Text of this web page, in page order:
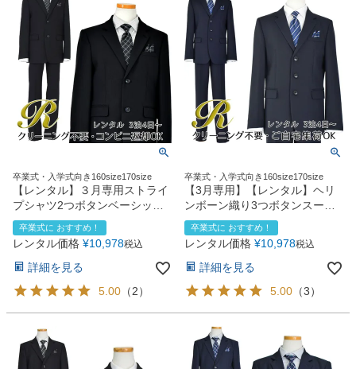
卒業式・入学式向き160size170size
【レンタル】３月専用ストライ
プシャツ2つボタンベーシック
スーツ4点セット(CAT555610)
ブラック
卒業式に おすすめ！
レンタル価格 ¥10,978税込
詳細を見る
5.00 （2）
卒業式・入学式向き160size170size
【3月専用】【レンタル】ヘリ
ンボーン織り3つボタンスーツ5
点セット(CAT545611)ネイビー
卒業式に おすすめ！
レンタル価格 ¥10,978税込
詳細を見る
5.00 （3）